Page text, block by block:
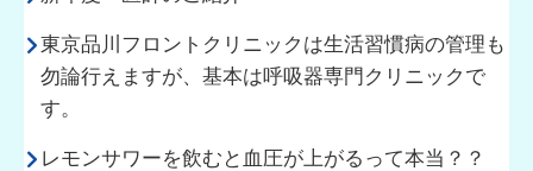
東京品川フロントクリニックは生活習慣病の管理も
勿論行えますが、基本は呼吸器専門クリニックで
す。
レモンサワーを飲むと血圧が上がるって本当？？